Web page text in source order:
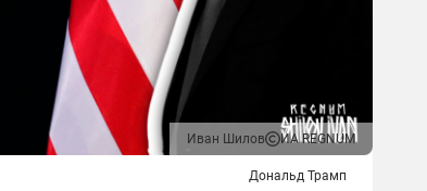
Иван Шилов ИА REGNUM
Дональд Трамп